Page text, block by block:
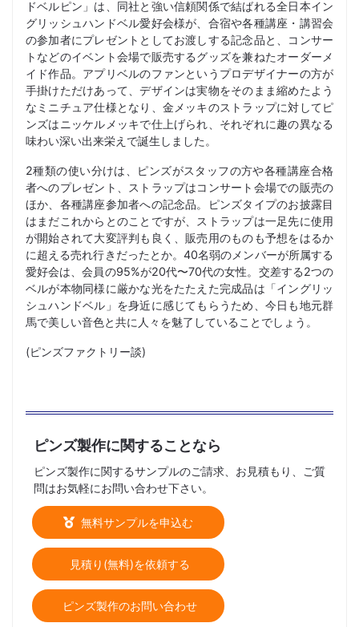
ドベルピン」は、同社と強い信頼関係で結ばれる全日本イン
グリッシュハンドベル愛好会様が、合宿や各種講座・講習会
の参加者にプレゼントとしてお渡しする記念品と、コンサー
トなどのイベント会場で販売するグッズを兼ねたオーダーメ
イド作品。アプリベルのファンというプロデザイナーの方が
手掛けただけあって、デザインは実物をそのまま縮めたよう
なミニチュア仕様となり、金メッキのストラップに対してピ
ンズはニッケルメッキで仕上げられ、それぞれに趣の異なる
味わい深い出来栄えで誕生しました。
2種類の使い分けは、ピンズがスタッフの方や各種講座合格
者へのプレゼント、ストラップはコンサート会場での販売の
ほか、各種講座参加者への記念品。ピンズタイプのお披露目
はまだこれからとのことですが、ストラップは一足先に使用
が開始されて大変評判も良く、販売用のものも予想をはるか
に超える売れ行きだったとか。40名弱のメンバーが所属する
愛好会は、会員の95%が20代〜70代の女性。交差する2つの
ベルが本物同様に厳かな光をたたえた完成品は「イングリッ
シュハンドベル」を身近に感じてもらうため、今日も地元群
馬で美しい音色と共に人々を魅了していることでしょう。
(ピンズファクトリー談)
ピンズ製作に関することなら
ピンズ製作に関するサンプルのご請求、お見積もり、ご質
問はお気軽にお問い合わせ下さい。
無料サンプルを申込む
見積り(無料)を依頼する
ピンズ製作のお問い合わせ